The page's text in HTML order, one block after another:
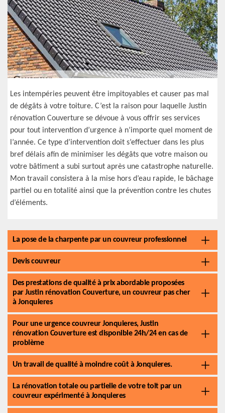
Les intempéries peuvent être impitoyables et causer pas mal
de dégâts à votre toiture. C’est la raison pour laquelle Justin
rénovation Couverture se dévoue à vous offrir ses services
pour tout intervention d’urgence à n’importe quel moment de
l’année. Ce type d’intervention doit s’effectuer dans les plus
bref délais afin de minimiser les dégâts que votre maison ou
votre bâtiment a subi surtout après une catastrophe naturelle.
Mon travail consistera à la mise hors d’eau rapide, le bâchage
partiel ou en totalité ainsi que la prévention contre les chutes
d’éléments.
La pose de la charpente par un couvreur professionnel
Devis couvreur
Des prestations de qualité à prix abordable proposées
par Justin rénovation Couverture, un couvreur pas cher
à Jonquieres
Pour une urgence couvreur Jonquieres, Justin
rénovation Couverture est disponible 24h/24 en cas de
problème
Un travail de qualité à moindre coût à Jonquieres.
La rénovation totale ou partielle de votre toit par un
couvreur expérimenté à Jonquieres